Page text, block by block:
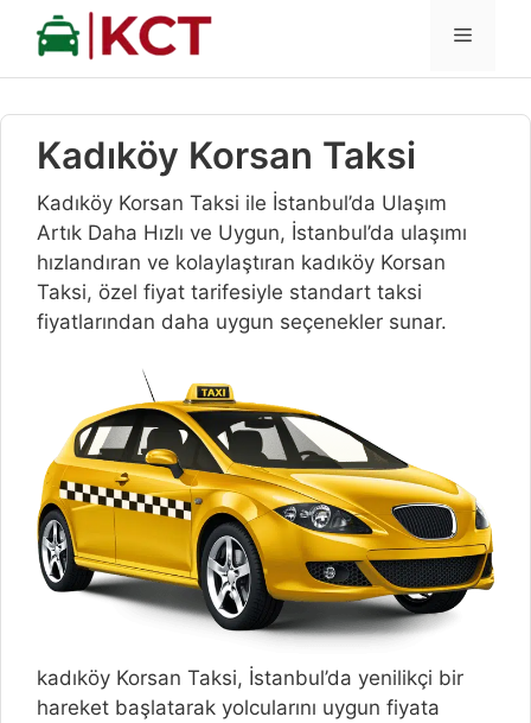
İçeriğe
MENÜ
Kadıköy Korsan Taksi
Kadıköy Korsan Taksi ile İstanbul’da Ulaşım
Artık Daha Hızlı ve Uygun, İstanbul’da ulaşımı
hızlandıran ve kolaylaştıran kadıköy Korsan
Taksi, özel fiyat tarifesiyle standart taksi
fiyatlarından daha uygun seçenekler sunar.
kadıköy Korsan Taksi, İstanbul’da yenilikçi bir
hareket başlatarak yolcularını uygun fiyata